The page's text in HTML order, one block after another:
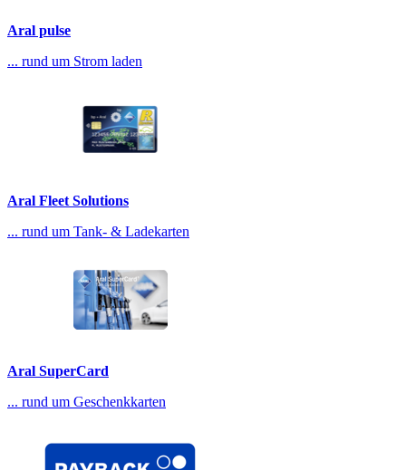
Aral pulse
... rund um Strom laden
Aral Fleet Solutions
... rund um Tank- & Ladekarten
Aral SuperCard
... rund um Geschenkkarten